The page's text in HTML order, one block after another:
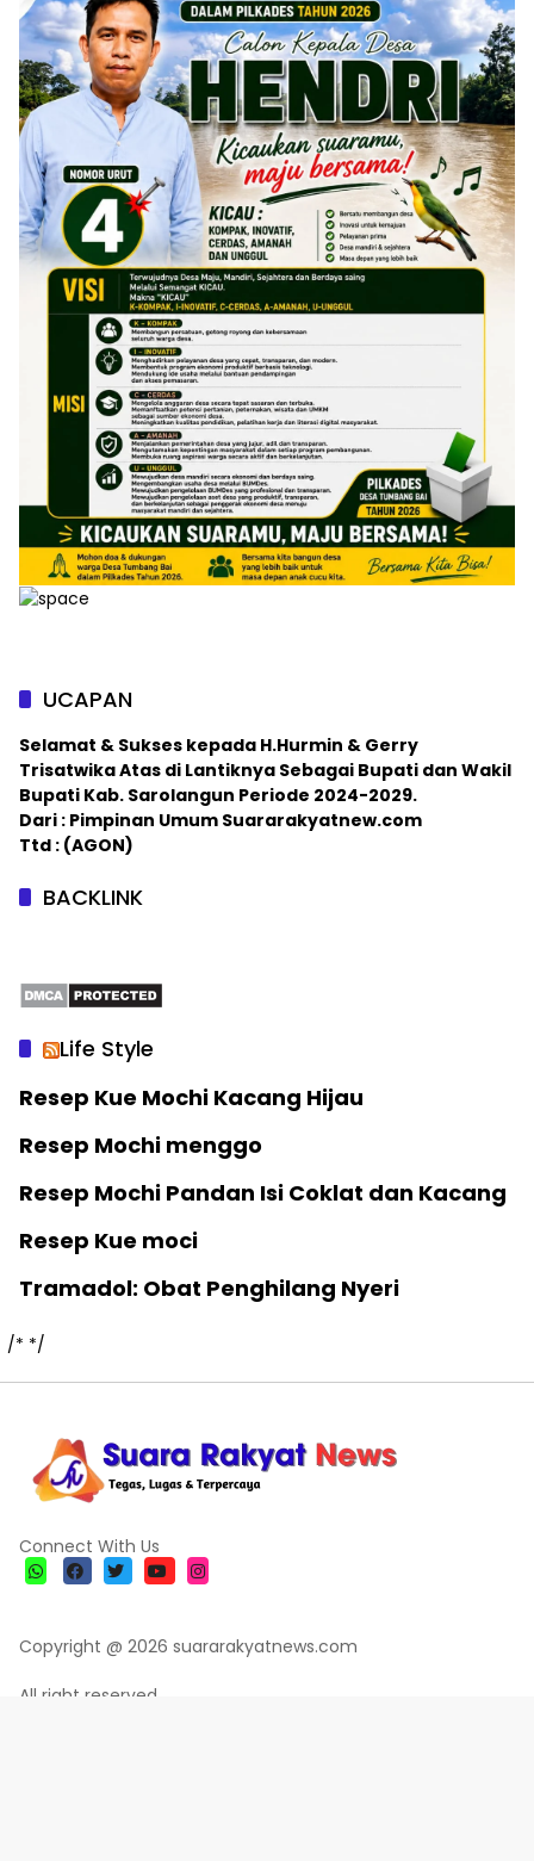
UCAPAN
Selamat & Sukses kepada H.Hurmin & Gerry
Trisatwika Atas di Lantiknya Sebagai Bupati dan Wakil
Bupati Kab. Sarolangun Periode 2024-2029.
Dari : Pimpinan Umum Suararakyatnew.com
Ttd : (AGON)
BACKLINK
Life Style
Resep Kue Mochi Kacang Hijau
Resep Mochi menggo
Resep Mochi Pandan Isi Coklat dan Kacang
Resep Kue moci
Tramadol: Obat Penghilang Nyeri
/* */
Connect With Us
Copyright @ 2026 suararakyatnews.com
All right reserved